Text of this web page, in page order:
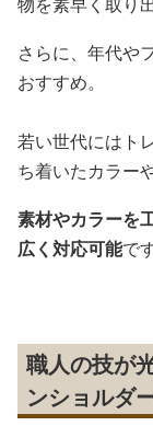
さらに、年代や
おすすめ。
若い世代にはト
ち着いたカラー
素材やカラーを
広く対応可能で
職人の技が
ンショルダ